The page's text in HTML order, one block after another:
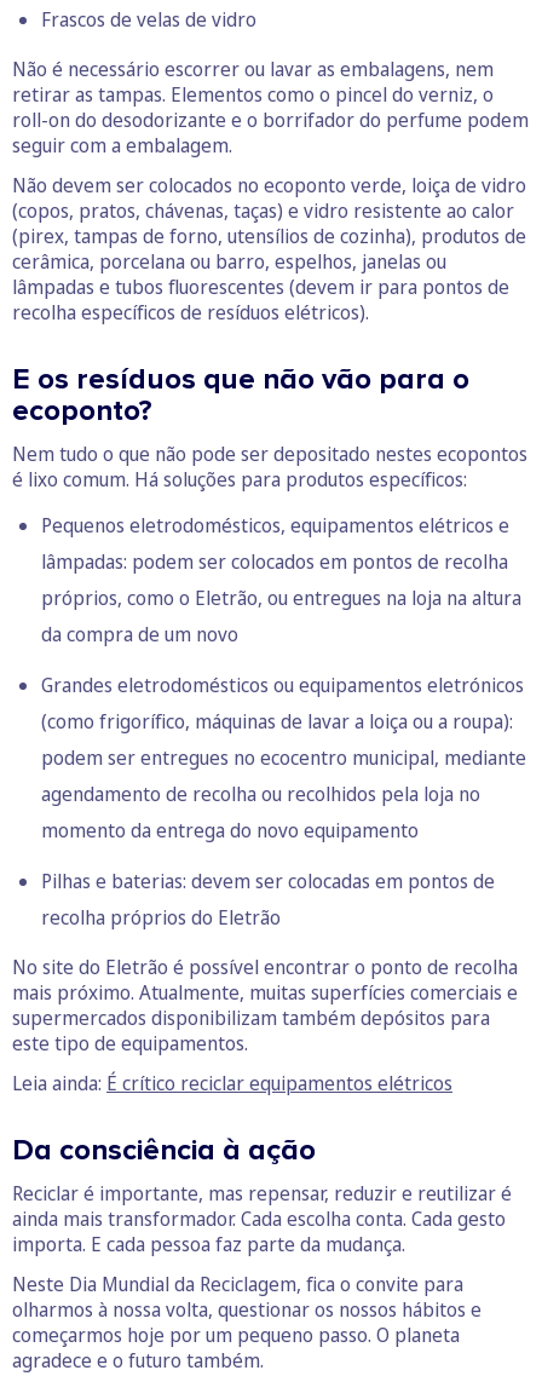
Frascos de velas de vidro
Não é necessário escorrer ou lavar as embalagens, nem
retirar as tampas. Elementos como o pincel do verniz, o
roll-on do desodorizante e o borrifador do perfume podem
seguir com a embalagem.
Não devem ser colocados no ecoponto verde, loiça de vidro
(copos, pratos, chávenas, taças) e vidro resistente ao calor
(pirex, tampas de forno, utensílios de cozinha), produtos de
cerâmica, porcelana ou barro, espelhos, janelas ou
lâmpadas e tubos fluorescentes (devem ir para pontos de
recolha específicos de resíduos elétricos).
E os resíduos que não vão para o
ecoponto?
Nem tudo o que não pode ser depositado nestes ecopontos
é lixo comum. Há soluções para produtos específicos:
Pequenos eletrodomésticos, equipamentos elétricos e
lâmpadas: podem ser colocados em pontos de recolha
próprios, como o Eletrão, ou entregues na loja na altura
da compra de um novo
Grandes eletrodomésticos ou equipamentos eletrónicos
(como frigorífico, máquinas de lavar a loiça ou a roupa):
podem ser entregues no ecocentro municipal, mediante
agendamento de recolha ou recolhidos pela loja no
momento da entrega do novo equipamento
Pilhas e baterias: devem ser colocadas em pontos de
recolha próprios do Eletrão
No site do Eletrão é possível encontrar o ponto de recolha
mais próximo. Atualmente, muitas superfícies comerciais e
supermercados disponibilizam também depósitos para
este tipo de equipamentos.
Leia ainda: É crítico reciclar equipamentos elétricos
Da consciência à ação
Reciclar é importante, mas repensar, reduzir e reutilizar é
ainda mais transformador. Cada escolha conta. Cada gesto
importa. E cada pessoa faz parte da mudança.
Neste Dia Mundial da Reciclagem, fica o convite para
olharmos à nossa volta, questionar os nossos hábitos e
começarmos hoje por um pequeno passo. O planeta
agradece e o futuro também.